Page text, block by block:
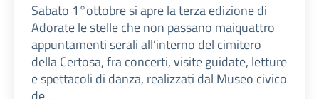
Sabato 1°ottobre si apre la terza edizione di
Adorate le stelle che non passano maiquattro
appuntamenti serali all’interno del cimitero
della Certosa, fra concerti, visite guidate, letture
e spettacoli di danza, realizzati dal Museo civico